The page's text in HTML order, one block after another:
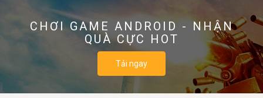
CHƠI GAME ANDROID - NHẬN
QUÀ CỰC HOT
Tải ngay